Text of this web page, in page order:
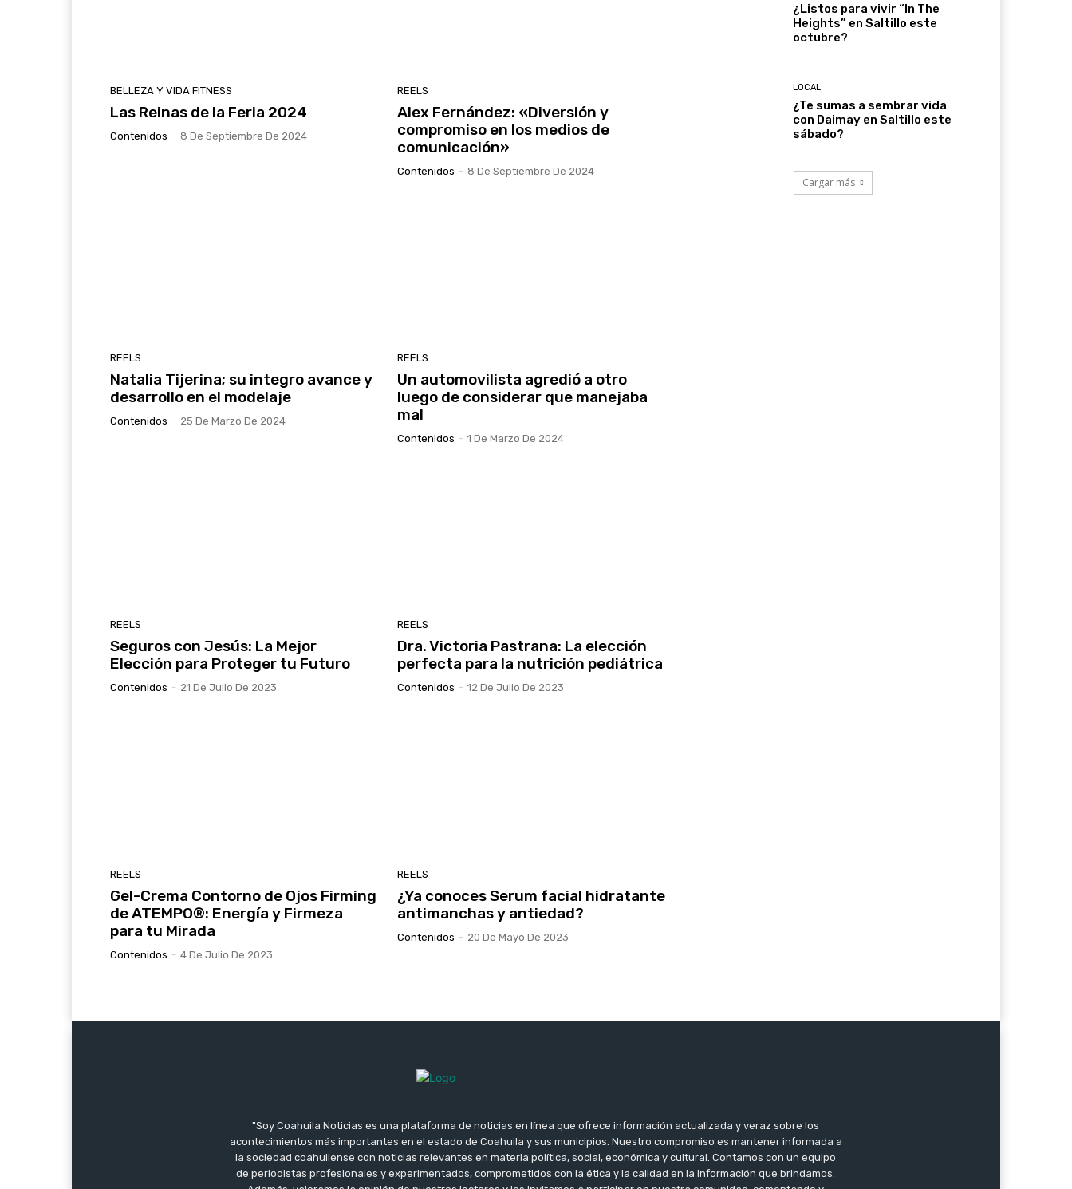
BELLEZA Y VIDA FITNESS
Las Reinas de la Feria 2024
Contenidos - 8 De Septiembre De 2024
REELS
Alex Fernández: «Diversión y
compromiso en los medios de
comunicación»
Contenidos - 8 De Septiembre De 2024
REELS
Natalia Tijerina; su integro avance y
desarrollo en el modelaje
Contenidos - 25 De Marzo De 2024
REELS
Un automovilista agredió a otro
luego de considerar que manejaba
mal
Contenidos - 1 De Marzo De 2024
REELS
Seguros con Jesús: La Mejor
Elección para Proteger tu Futuro
Contenidos - 21 De Julio De 2023
REELS
Dra. Victoria Pastrana: La elección
perfecta para la nutrición pediátrica
Contenidos - 12 De Julio De 2023
REELS
Gel-Crema Contorno de Ojos Firming
de ATEMPO®: Energía y Firmeza
para tu Mirada
Contenidos - 4 De Julio De 2023
REELS
¿Ya conoces Serum facial hidratante
antimanchas y antiedad?
Contenidos - 20 De Mayo De 2023
¿Listos para vivir “In The
Heights” en Saltillo este
octubre?
LOCAL
¿Te sumas a sembrar vida
con Daimay en Saltillo este
sábado?
Cargar más
"Soy Coahuila Noticias es una plataforma de noticias en línea que ofrece información actualizada y veraz sobre los
acontecimientos más importantes en el estado de Coahuila y sus municipios. Nuestro compromiso es mantener informada a
la sociedad coahuilense con noticias relevantes en materia política, social, económica y cultural. Contamos con un equipo
de periodistas profesionales y experimentados, comprometidos con la ética y la calidad en la información que brindamos.